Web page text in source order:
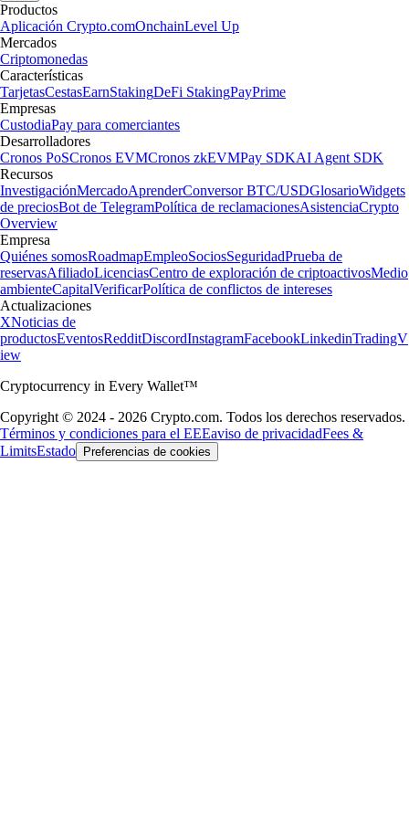
Productos
Aplicación Crypto.comOnchainLevel Up
Mercados
Criptomonedas
Características
TarjetasCestasEarnStakingDeFi StakingPayPrime
Empresas
CustodiaPay para comerciantes
Desarrolladores
Cronos PoSCronos EVMCronos zkEVMPay SDKAI Agent SDK
Recursos
InvestigaciónMercadoAprenderConversor BTC/USDGlosarioWidgets
de preciosBot de TelegramPolítica de reclamacionesAsistenciaCrypto
Overview
Empresa
Quiénes somosRoadmapEmpleoSociosSeguridadPrueba de
reservasAfiliadoLicenciasCentro de exploración de criptoactivosMedio
ambienteCapitalVerificarPolítica de conflictos de intereses
Actualizaciones
XNoticias de
productosEventosRedditDiscordInstagramFacebookLinkedinTradingV
iew
Cryptocurrency in Every Wallet™
Copyright © 2024 - 2026 Crypto.com. Todos los derechos reservados.
Términos y condiciones para el EEEaviso de privacidadFees &
LimitsEstado Preferencias de cookies